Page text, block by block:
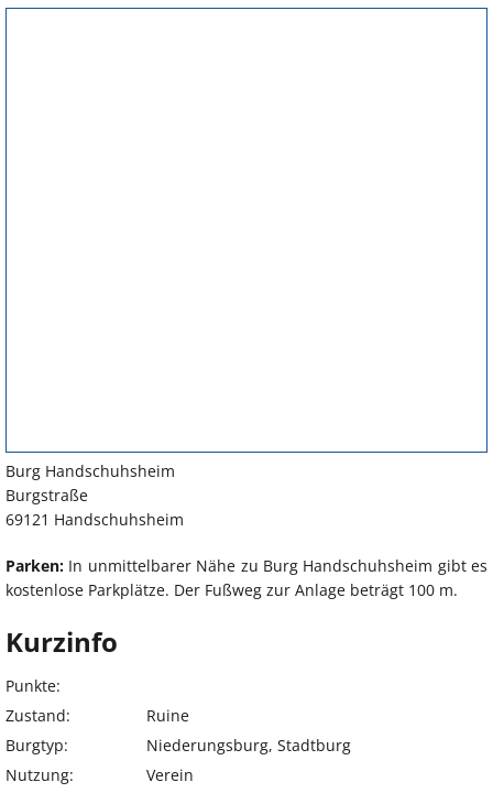
Burg Handschuhsheim
Burgstraße
69121 Handschuhsheim
Parken: In unmittelbarer Nähe zu Burg Handschuhsheim gibt es
kostenlose Parkplätze. Der Fußweg zur Anlage beträgt 100 m.
Kurzinfo
Punkte:
Zustand:
Ruine
Burgtyp:
Niederungsburg, Stadtburg
Nutzung:
Verein